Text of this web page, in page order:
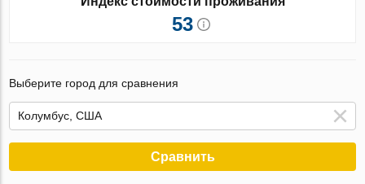
53
Выберите город для сравнения
Сравнить